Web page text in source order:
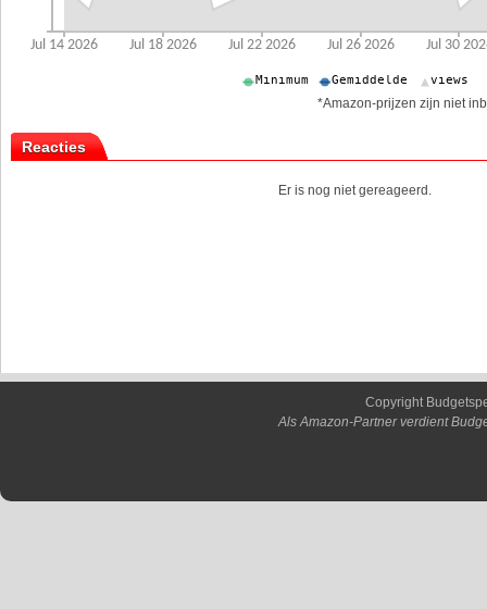
*Amazon-prijzen zijn niet
Reacties
Er is nog niet gereageerd.
Copyright
Als Amazon-Partner verdient